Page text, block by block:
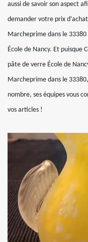
aussi de savoir son aspect
demander votre prix
Marcheprime dans le
École de Nancy. Et
pâte de verre École de
Marcheprime dans le
nombre, ses équipes vous
vos articles !